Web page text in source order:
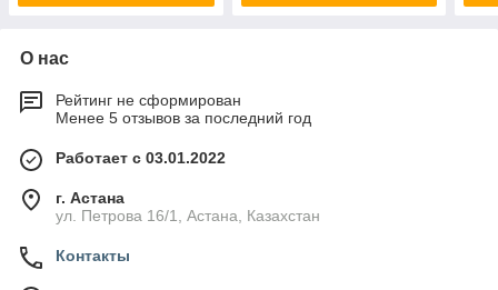
О нас
Рейтинг не сформирован
Менее 5 отзывов за последний год
Работает с 03.01.2022
г. Астана
ул. Петрова 16/1, Астана, Казахстан
Контакты